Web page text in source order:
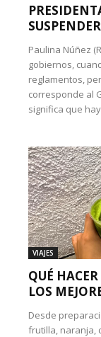
Paulina Núñez
gobiernos,
reglamentos,
corresponde al
significa que
VIAJES
QUÉ
LOS
Desde
frutilla, naranja,